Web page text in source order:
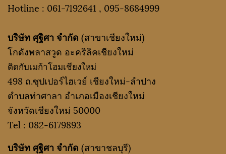
Hotline : 061-7192641 , 095-8684999
บริษัท ศุฐิศา จำกัด (สาขาเชียงใหม่)
โกดังพลาสวูด อะคริลิคเชียงใหม่
ติดกับเมก้าโฮมเชียงใหม่
498 ถ.ซุปเปอร์ไฮเวย์ เชียงใหม่-ลำปาง
ตำบลท่าศาลา อำเภอเมืองเชียงใหม่
จังหวัดเชียงใหม่ 50000
Tel : 082-6179893
บริษัท ศุฐิศา จำกัด (สาขาชลบุรี)